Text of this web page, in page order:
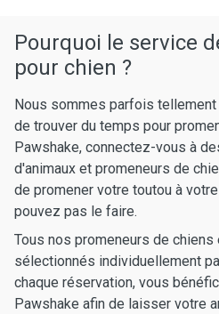
Pourquoi le service
pour chien ?
Nous sommes parfois
de trouver du temps pour
Pawshake, connectez-vous à
d'animaux et promeneurs de
de promener votre toutou à
pouvez pas le faire.
Tous nos promeneurs de
sélectionnés individuellement
chaque réservation, vous
Pawshake afin de laisser votre